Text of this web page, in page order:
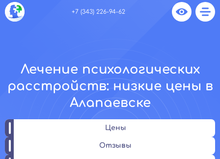
+7 (343) 226-94-62
Лечение психологических
расстройств: низкие цены в
Алапаевске
Цены
Отзывы